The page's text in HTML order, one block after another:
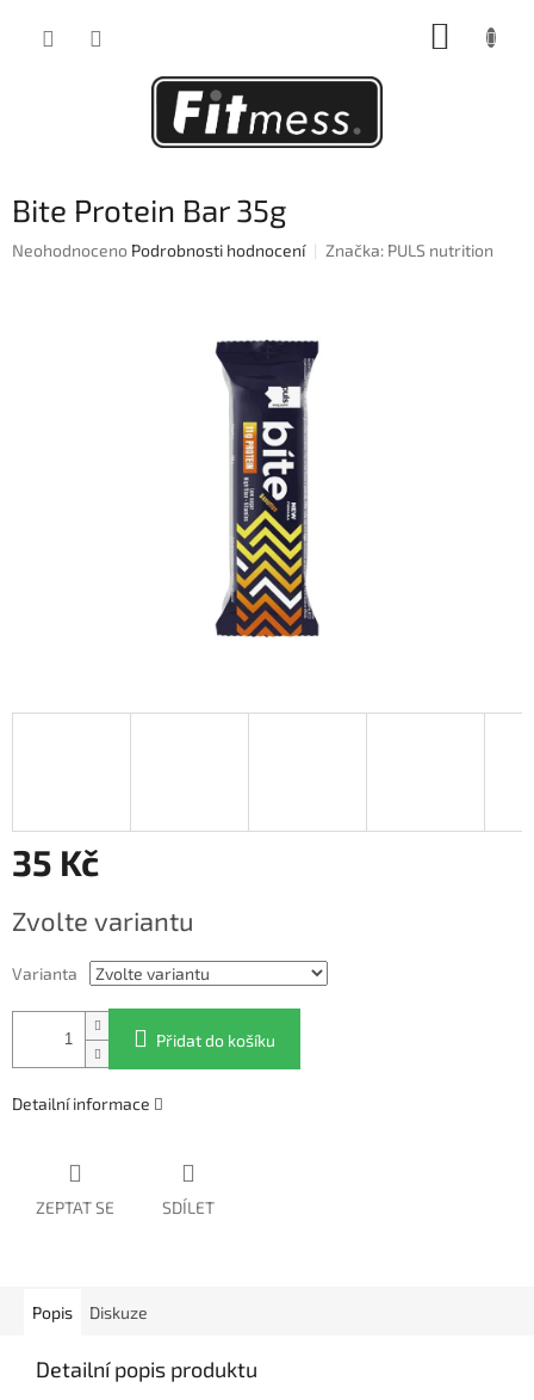
Bite Protein Bar 35g
Průměrné
Neohodnoceno Podrobnosti hodnocení Značka: PULS nutrition
35 Kč
cena:
Zvolte variantu
Varianta
Přidat do košíku
Detailní informace
ZEPTAT SE SDÍLET
Popis Diskuze
Detailní popis produktu